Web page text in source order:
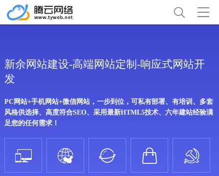
新余网站建设-高端网站定制-响应式网站开
发
PC网站+手机网站+微信网站，一步到位，可私有部署、有培训、多套
风格供选择、高度符合SEO、采用最新HTML5技术、六年建站经验满
足您的任何需求！
    